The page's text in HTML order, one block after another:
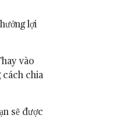
lợi
vào
cách chia
sẽ được